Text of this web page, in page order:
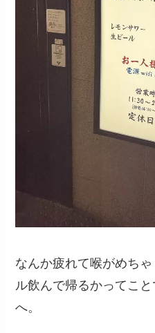
なんか疲れて喉がめち
ル飲んで帰るかってこ
へ。